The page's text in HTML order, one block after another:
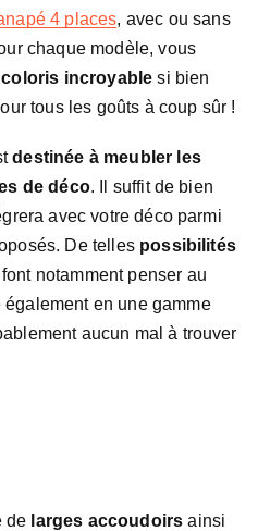
4 places, avec ou sans
chaque modèle, vous
incroyable si bien
tous les goûts à coup sûr !
destinée à meubler les
de déco. Il suffit de bien
avec votre déco parmi
De telles possibilités
notamment penser au
en une gamme
aucun mal à trouver
de larges accoudoirs ainsi